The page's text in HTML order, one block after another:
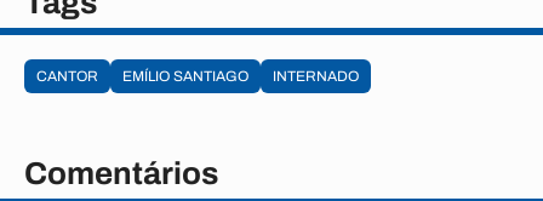
CANTOR EMÍLIO SANTIAGO INTERNADO
Comentários